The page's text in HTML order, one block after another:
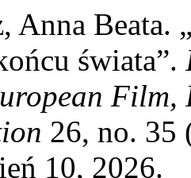
Anna
świata”.
Film,
26, no. 35
10, 2026.